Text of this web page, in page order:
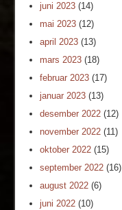
juni 2023 (14)
mai 2023 (12)
april 2023 (13)
mars 2023 (18)
februar 2023 (17)
januar 2023 (13)
desember 2022 (12)
november 2022 (11)
oktober 2022 (15)
september 2022 (16)
august 2022 (6)
juni 2022 (10)